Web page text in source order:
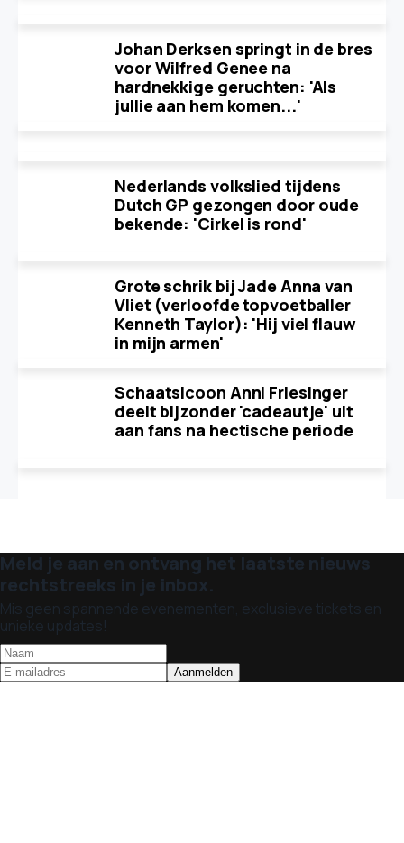
Johan Derksen springt in de bres
voor Wilfred Genee na
hardnekkige geruchten: 'Als
jullie aan hem komen...'
Nederlands volkslied tijdens
Dutch GP gezongen door oude
bekende: 'Cirkel is rond'
Grote schrik bij Jade Anna van
Vliet (verloofde topvoetballer
Kenneth Taylor): 'Hij viel flauw
in mijn armen'
Schaatsicoon Anni Friesinger
deelt bijzonder 'cadeautje' uit
aan fans na hectische periode
Meld je aan en ontvang het laatste nieuws
rechtstreeks in je inbox.
Mis geen spannende evenementen, exclusieve tickets en
unieke updates!